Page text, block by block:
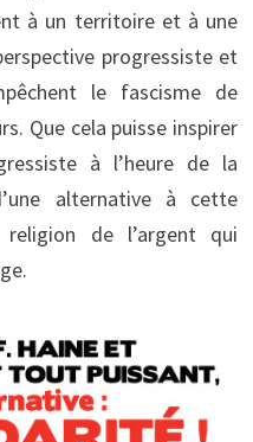
à un territoire et à une
progressiste et
le fascisme de
Que cela puisse inspirer
à l’heure de la
alternative à cette
de l’argent qui